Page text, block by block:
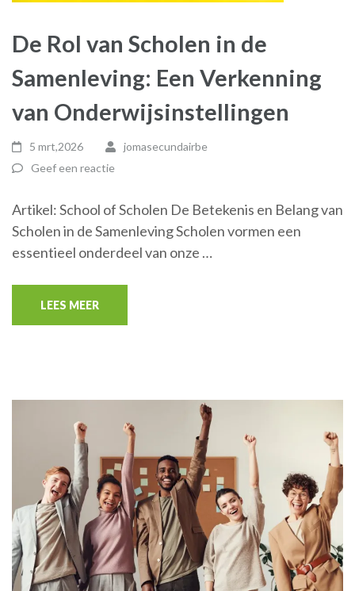
De Rol van Scholen in de
Samenleving: Een Verkenning
van Onderwijsinstellingen
5 mrt,2026
jomasecundairbe
Geef een reactie
Artikel: School of Scholen De Betekenis en Belang van
Scholen in de Samenleving Scholen vormen een
essentieel onderdeel van onze …
LEES MEER